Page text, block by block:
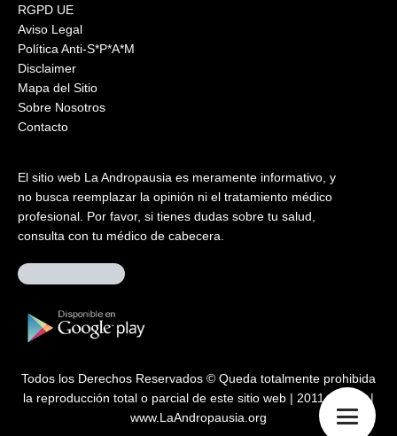
RGPD UE
Aviso Legal
Política Anti-S*P*A*M
Disclaimer
Mapa del Sitio
Sobre Nosotros
Contacto
El sitio web La Andropausia es meramente informativo, y
no busca reemplazar la opinión ni el tratamiento médico
profesional. Por favor, si tienes dudas sobre tu salud,
consulta con tu médico de cabecera.
Todos los Derechos Reservados © Queda totalmente prohibida
la reproducción total o parcial de este sitio web | 2011 – 2026 |
www.LaAndropausia.org